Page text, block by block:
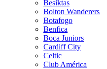
Besiktas
Bolton Wanderers
Botafogo
Benfica
Boca Juniors
Cardiff City
Celtic
Club América